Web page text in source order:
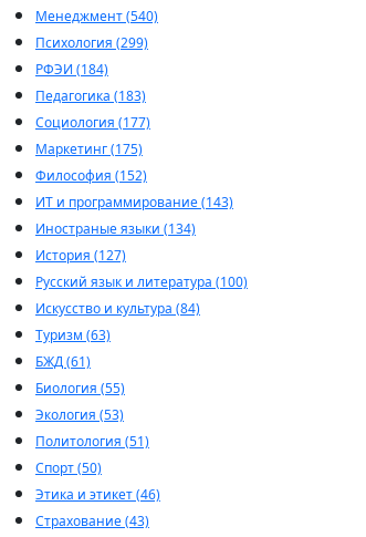
Менеджмент (540)
Психология (299)
РФЭИ (184)
Педагогика (183)
Социология (177)
Маркетинг (175)
Философия (152)
ИТ и программирование (143)
Иностраные языки (134)
История (127)
Русский язык и литература (100)
Искусство и культура (84)
Туризм (63)
БЖД (61)
Биология (55)
Экология (53)
Политология (51)
Спорт (50)
Этика и этикет (46)
Страхование (43)